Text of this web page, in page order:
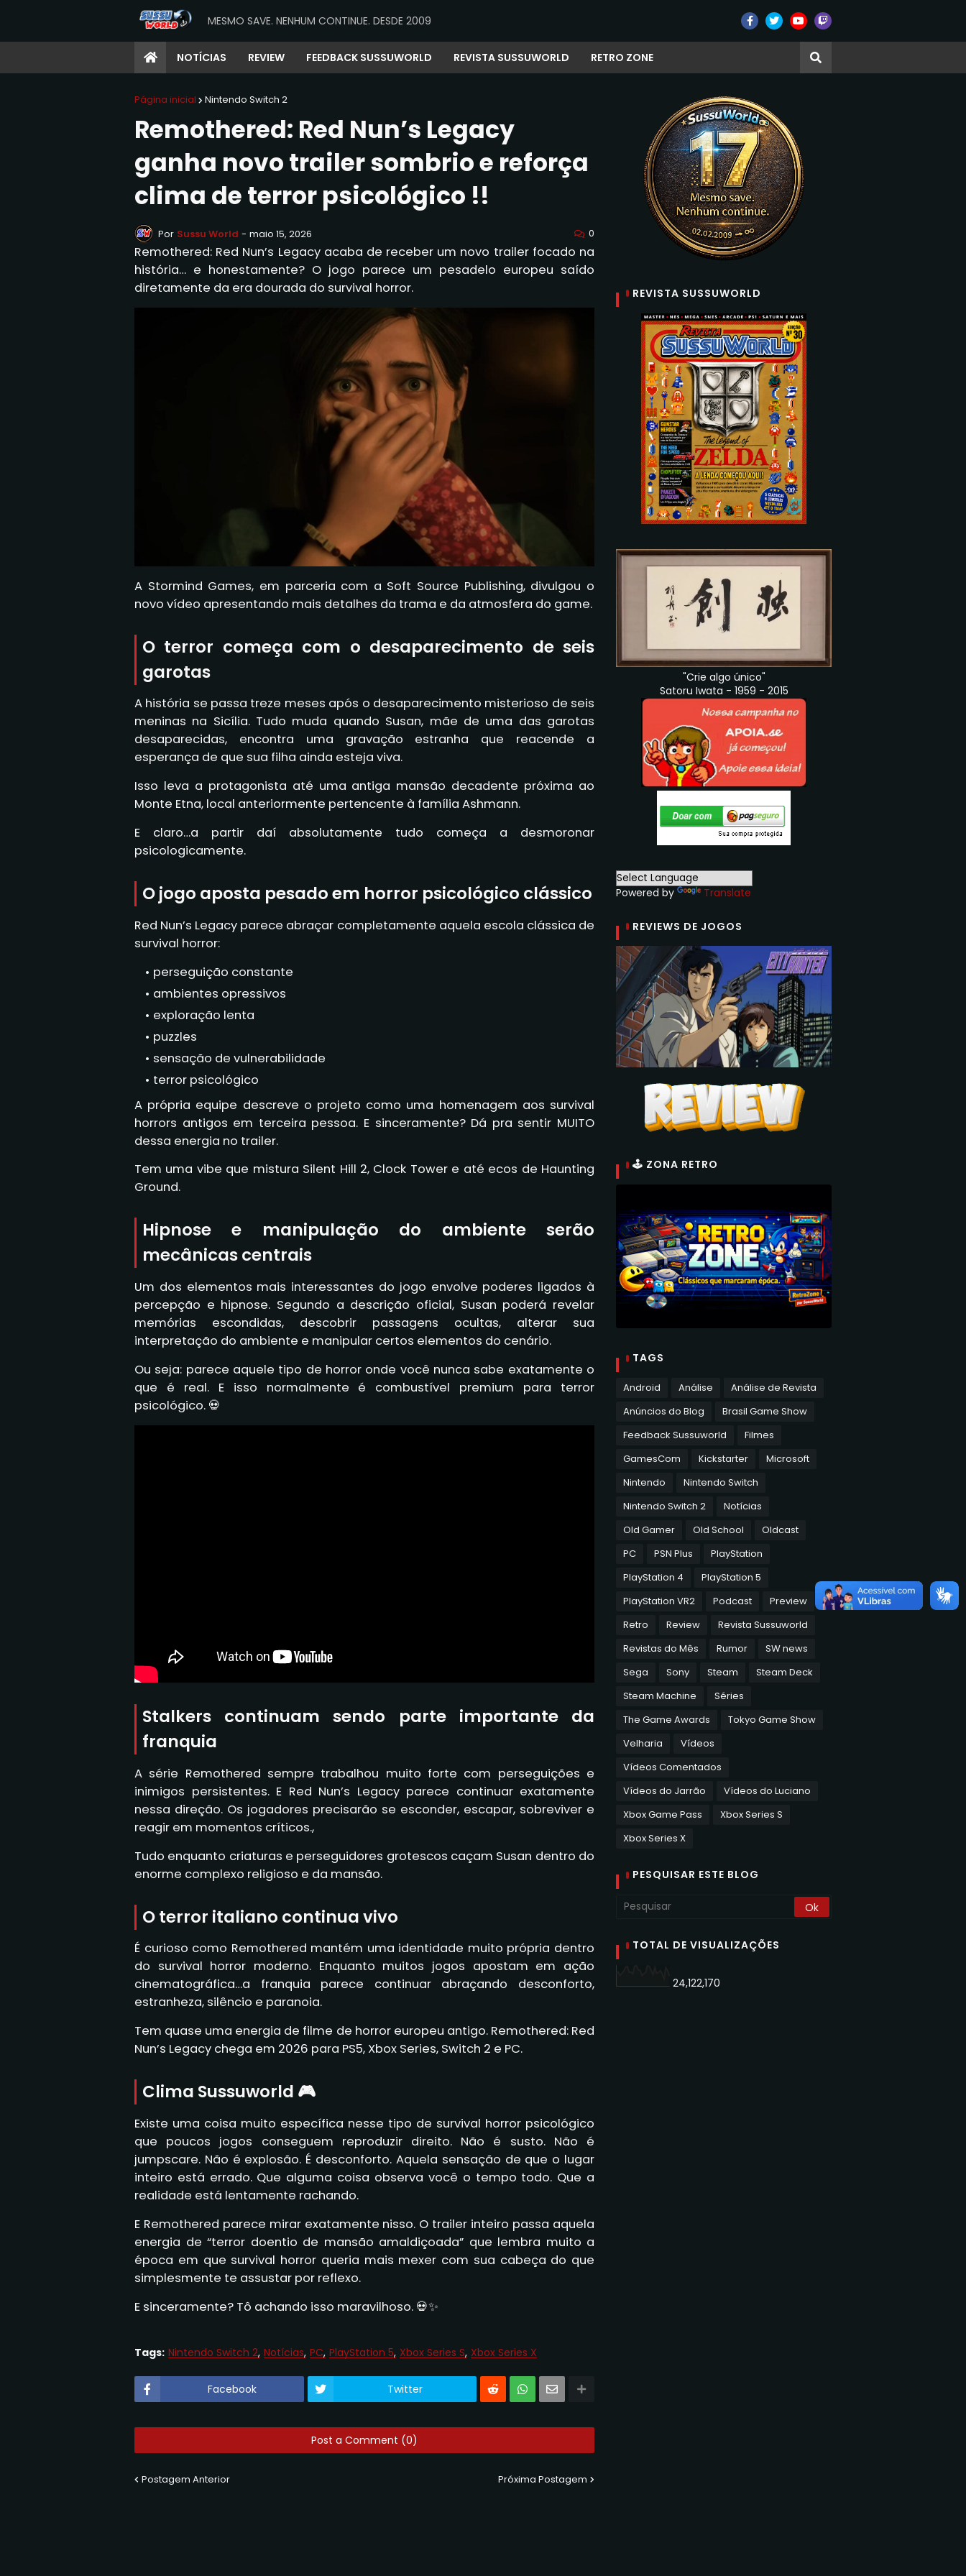
MESMO SAVE. NENHUM CONTINUE. DESDE 2009
NOTÍCIAS REVIEW FEEDBACK SUSSUWORLD REVISTA SUSSUWORLD RETRO ZONE
Página inicial Nintendo Switch 2
Remothered: Red Nun’s Legacy
ganha novo trailer sombrio e reforça
clima de terror psicológico !!
Por Sussu World - maio 15, 2026 0
Remothered: Red Nun’s Legacy acaba de receber um novo trailer focado na
história… e honestamente? O jogo parece um pesadelo europeu saído
diretamente da era dourada do survival horror.
A Stormind Games, em parceria com a Soft Source Publishing, divulgou o
novo vídeo apresentando mais detalhes da trama e da atmosfera do game.
O terror começa com o desaparecimento de seis
garotas
A história se passa treze meses após o desaparecimento misterioso de seis
meninas na Sicília. Tudo muda quando Susan, mãe de uma das garotas
desaparecidas, encontra uma gravação estranha que reacende a
esperança de que sua filha ainda esteja viva.
Isso leva a protagonista até uma antiga mansão decadente próxima ao
Monte Etna, local anteriormente pertencente à família Ashmann.
E claro…a partir daí absolutamente tudo começa a desmoronar
psicologicamente.
O jogo aposta pesado em horror psicológico clássico
Red Nun’s Legacy parece abraçar completamente aquela escola clássica de
survival horror:
perseguição constante
ambientes opressivos
exploração lenta
puzzles
sensação de vulnerabilidade
terror psicológico
A própria equipe descreve o projeto como uma homenagem aos survival
horrors antigos em terceira pessoa. E sinceramente? Dá pra sentir MUITO
dessa energia no trailer.
Tem uma vibe que mistura Silent Hill 2, Clock Tower e até ecos de Haunting
Ground.
Hipnose e manipulação do ambiente serão
mecânicas centrais
Um dos elementos mais interessantes do jogo envolve poderes ligados à
percepção e hipnose. Segundo a descrição oficial, Susan poderá revelar
memórias escondidas, descobrir passagens ocultas, alterar sua
interpretação do ambiente e manipular certos elementos do cenário.
Ou seja: parece aquele tipo de horror onde você nunca sabe exatamente o
que é real. E isso normalmente é combustível premium para terror
psicológico. 💀
Stalkers continuam sendo parte importante da
franquia
A série Remothered sempre trabalhou muito forte com perseguições e
inimigos persistentes. E Red Nun’s Legacy parece continuar exatamente
nessa direção. Os jogadores precisarão se esconder, escapar, sobreviver e
reagir em momentos críticos.,
Tudo enquanto criaturas e perseguidores grotescos caçam Susan dentro do
enorme complexo religioso e da mansão.
O terror italiano continua vivo
É curioso como Remothered mantém uma identidade muito própria dentro
do survival horror moderno. Enquanto muitos jogos apostam em ação
cinematográfica…a franquia parece continuar abraçando desconforto,
estranheza, silêncio e paranoia.
Tem quase uma energia de filme de horror europeu antigo. Remothered: Red
Nun’s Legacy chega em 2026 para PS5, Xbox Series, Switch 2 e PC.
Clima Sussuworld 🎮
Existe uma coisa muito específica nesse tipo de survival horror psicológico
que poucos jogos conseguem reproduzir direito. Não é susto. Não é
jumpscare. Não é explosão. É desconforto. Aquela sensação de que o lugar
inteiro está errado. Que alguma coisa observa você o tempo todo. Que a
realidade está lentamente rachando.
E Remothered parece mirar exatamente nisso. O trailer inteiro passa aquela
energia de “terror doentio de mansão amaldiçoada” que lembra muito a
época em que survival horror queria mais mexer com sua cabeça do que
simplesmente te assustar por reflexo.
E sinceramente? Tô achando isso maravilhoso. 💀✨
Tags: Nintendo Switch 2 Notícias PC PlayStation 5 Xbox Series S Xbox Series X
Facebook Twitter
Post a Comment (0)
Postagem Anterior Próxima Postagem
REVISTA SUSSUWORLD
"Crie algo único"
Satoru Iwata - 1959 - 2015
Powered by Translate
REVIEWS DE JOGOS
🕹 ZONA RETRO
TAGS
Android Análise
Análise de Revista
Anúncios do Blog
Brasil Game Show
Feedback Sussuworld
Filmes
GamesCom
Kickstarter
Microsoft
Nintendo
Nintendo Switch
Nintendo Switch 2
Notícias
Old Gamer
Old School
Oldcast
PC
PSN Plus
PlayStation
PlayStation 4
PlayStation 5
PlayStation VR2
Podcast
Preview
Retro
Review
Revista Sussuworld
Revistas do Mês
Rumor
SW news
Sega
Sony Steam
Steam Deck
Steam Machine
Séries
The Game Awards
Tokyo Game Show
Velharia
Vídeos
Vídeos Comentados
Vídeos do Jarrão
Vídeos do Luciano
Xbox Game Pass
Xbox Series S
Xbox Series X
PESQUISAR ESTE BLOG
TOTAL DE VISUALIZAÇÕES
24,122,170